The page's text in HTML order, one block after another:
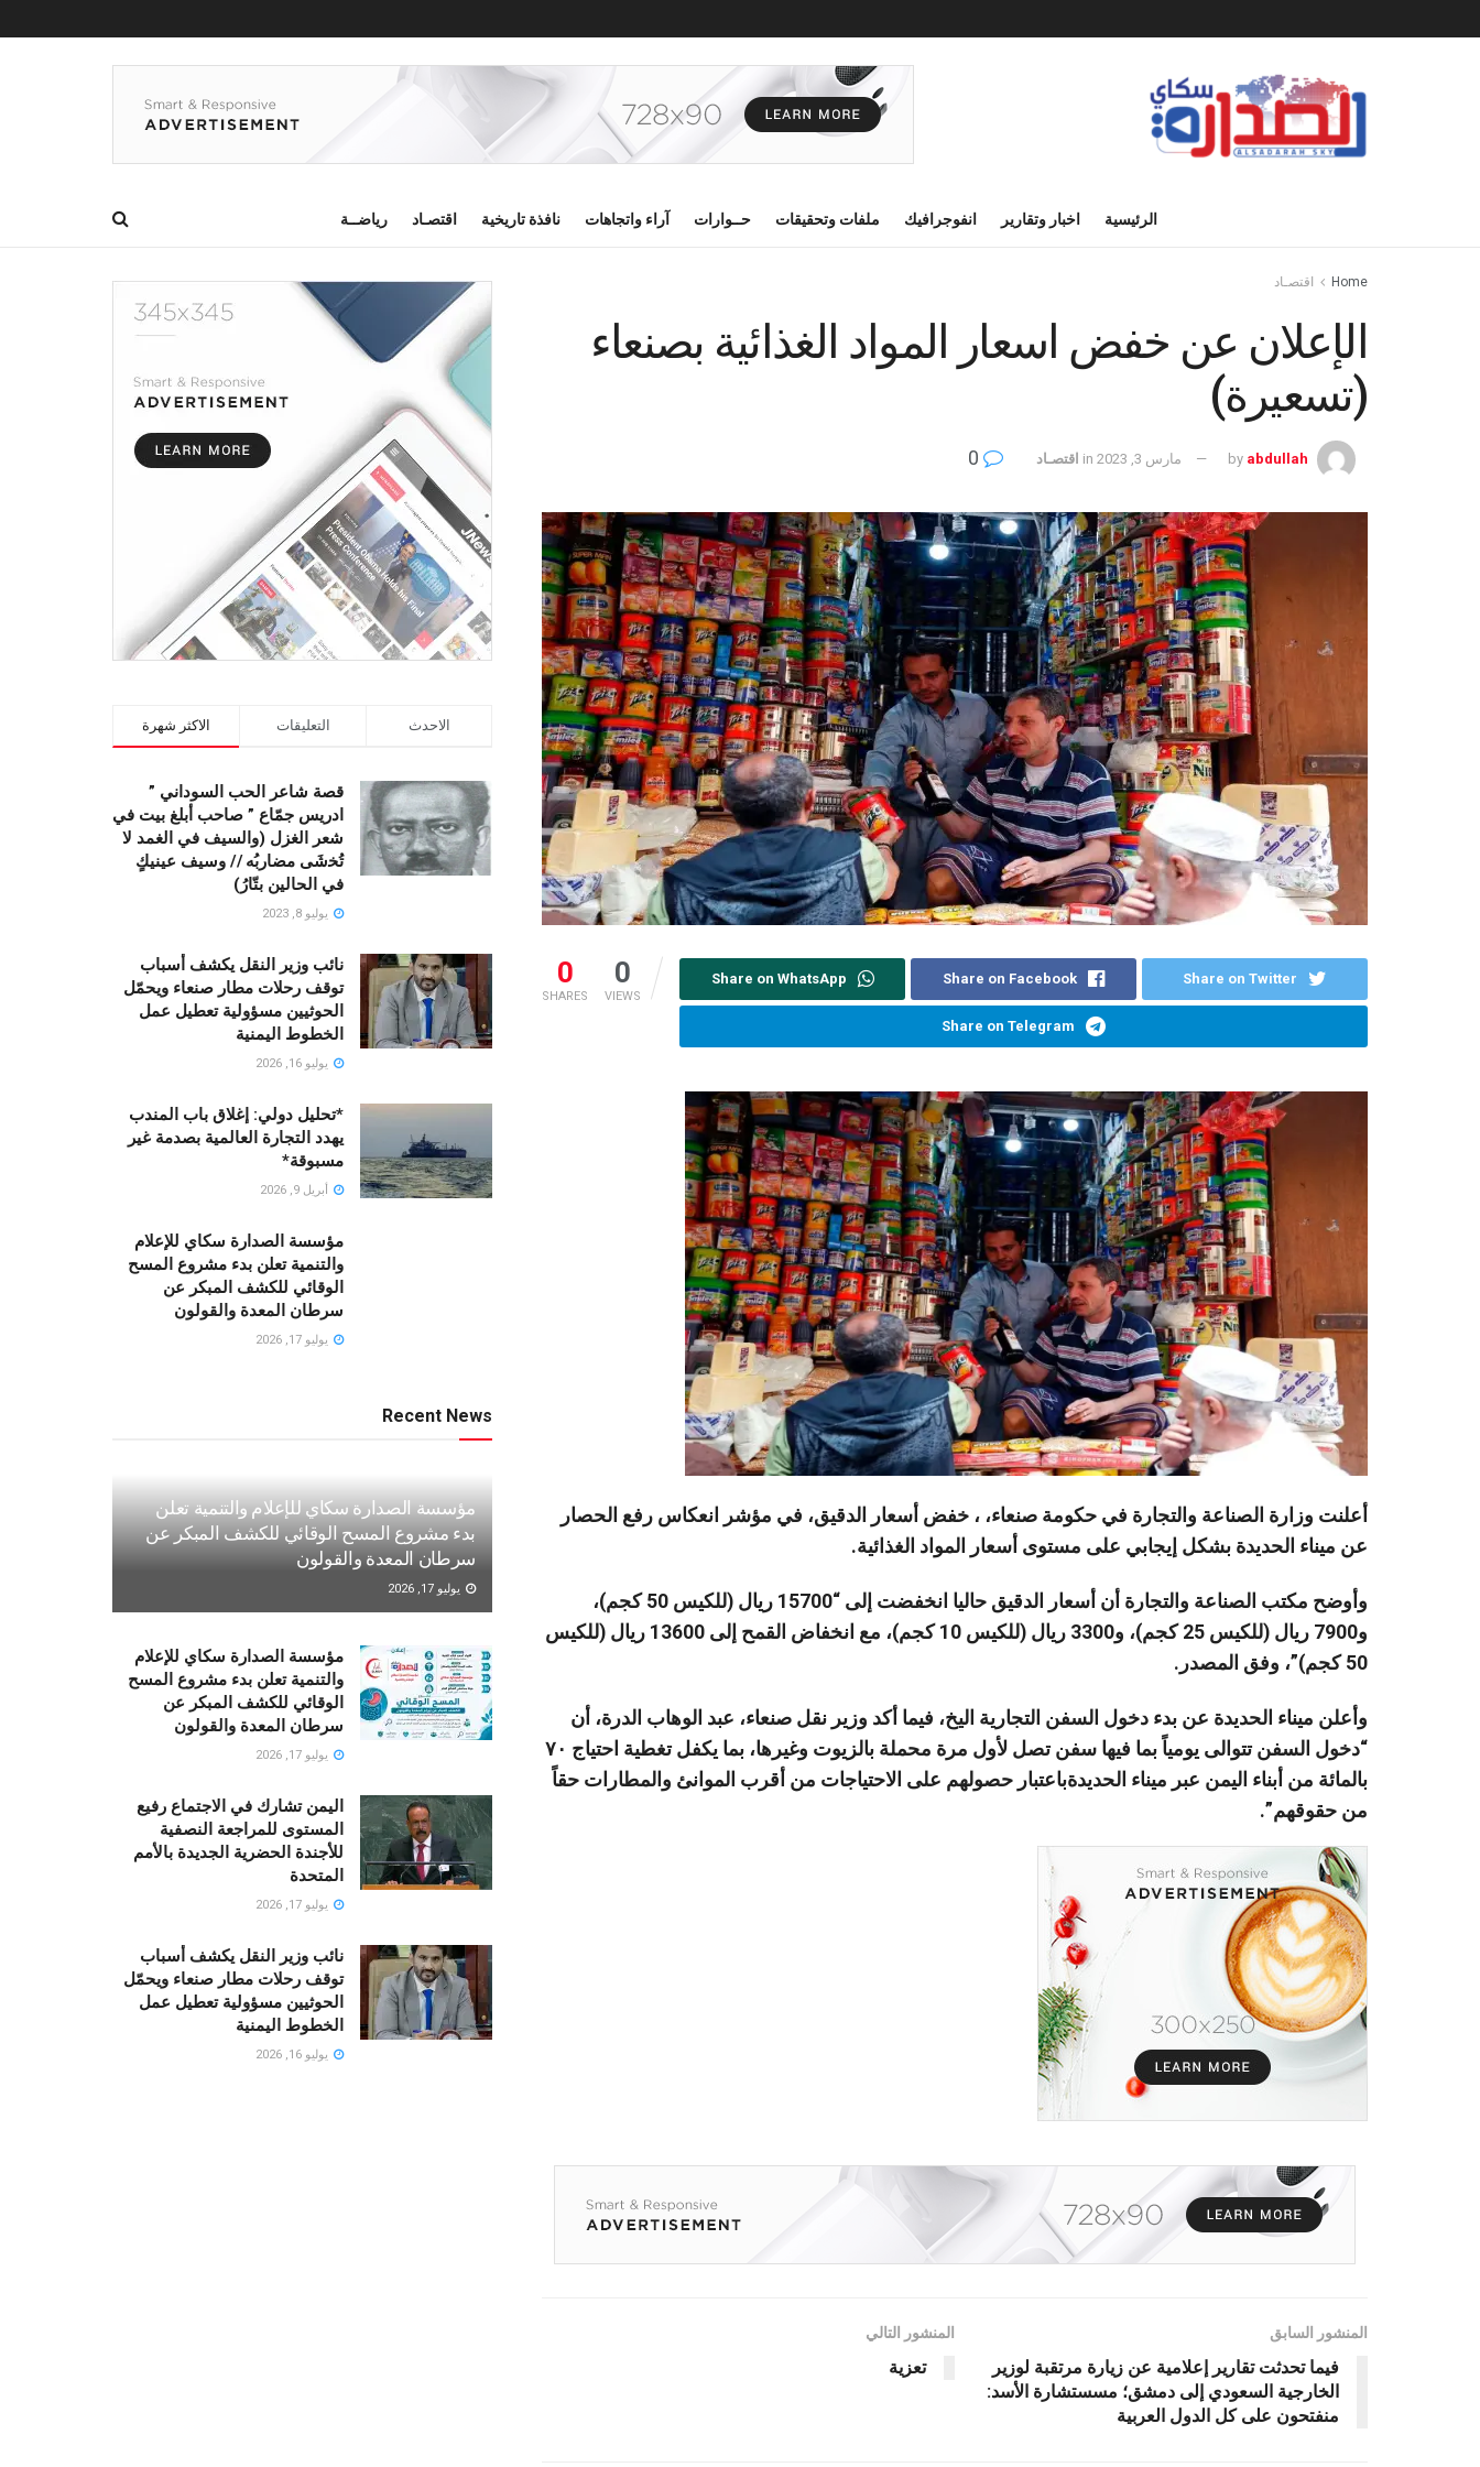
الرئيسية اخبار وتقارير انفوجرافيك ملفات وتحقيقات حــوارات آراء واتجاهات نافذة تاريخية اقتصـاد رياضــة
Home اقتصـاد
الإعلان عن خفض اسعار المواد الغذائية بصنعاء
(تسعيرة)
by abdullah مارس 3, 2023 in اقتصـاد
0
SHARES
0
VIEWS
Share on Twitter
Share on Facebook
Share on WhatsApp
Share on Telegram
أعلنت وزارة الصناعة والتجارة في حكومة صنعاء، ، خفض أسعار الدقيق، في مؤشر انعكاس رفع الحصار
عن ميناء الحديدة بشكل إيجابي على مستوى أسعار المواد الغذائية.
وأوضح مكتب الصناعة والتجارة أن أسعار الدقيق حاليا انخفضت إلى “15700 ريال (للكيس 50 كجم)،
و7900 ريال (للكيس 25 كجم)، و3300 ريال (للكيس 10 كجم)، مع انخفاض القمح إلى 13600 ريال (للكيس
50 كجم)”، وفق المصدر.
وأعلن ميناء الحديدة عن بدء دخول السفن التجارية اليخ، فيما أكد وزير نقل صنعاء، عبد الوهاب الدرة، أن
“دخول السفن تتوالى يومياً بما فيها سفن تصل لأول مرة محملة بالزيوت وغيرها، بما يكفل تغطية احتياج ٧٠
بالمائة من أبناء اليمن عبر ميناء الحديدةباعتبار حصولهم على الاحتياجات من أقرب الموانئ والمطارات حقاً
من حقوقهم”.
المنشور السابق
فيما تحدثت تقارير إعلامية عن زيارة مرتقبة لوزير
الخارجية السعودي إلى دمشق؛ مسستشارة الأسد:
منفتحون على كل الدول العربية
المنشور التالي
تعزية
الاكثر شهرة التعليقات الاحدث
قصة شاعر الحب السوداني ”
ادريس جمّاع ” صاحب أبلغ بيت في
شعر الغزل (وﺍﻟﺴﻴﻒ ﻓﻲ الغمد ﻻ
ﺗُﺨشَى مضاربُه // ﻭﺳﻴﻒ ﻋﻴﻨﻴﻚٍ
ﻓﻲ ﺍﻟﺤﺎﻟﻴﻦ ﺑﺘّﺎﺭُ)
يوليو 8, 2023
نائب وزير النقل يكشف أسباب
توقف رحلات مطار صنعاء ويحمّل
الحوثيين مسؤولية تعطيل عمل
الخطوط اليمنية
يوليو 16, 2026
*تحليل دولي: إغلاق باب المندب
يهدد التجارة العالمية بصدمة غير
مسبوقة*
أبريل 9, 2026
مؤسسة الصدارة سكاي للإعلام
والتنمية تعلن بدء مشروع المسح
الوقائي للكشف المبكر عن
سرطان المعدة والقولون
يوليو 17, 2026
Recent News
مؤسسة الصدارة سكاي للإعلام والتنمية تعلن
بدء مشروع المسح الوقائي للكشف المبكر عن
سرطان المعدة والقولون
يوليو 17, 2026
مؤسسة الصدارة سكاي للإعلام
والتنمية تعلن بدء مشروع المسح
الوقائي للكشف المبكر عن
سرطان المعدة والقولون
يوليو 17, 2026
اليمن تشارك في الاجتماع رفيع
المستوى للمراجعة النصفية
للأجندة الحضرية الجديدة بالأمم
المتحدة
يوليو 17, 2026
نائب وزير النقل يكشف أسباب
توقف رحلات مطار صنعاء ويحمّل
الحوثيين مسؤولية تعطيل عمل
الخطوط اليمنية
يوليو 16, 2026